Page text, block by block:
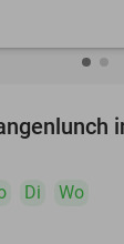
Di
Wo